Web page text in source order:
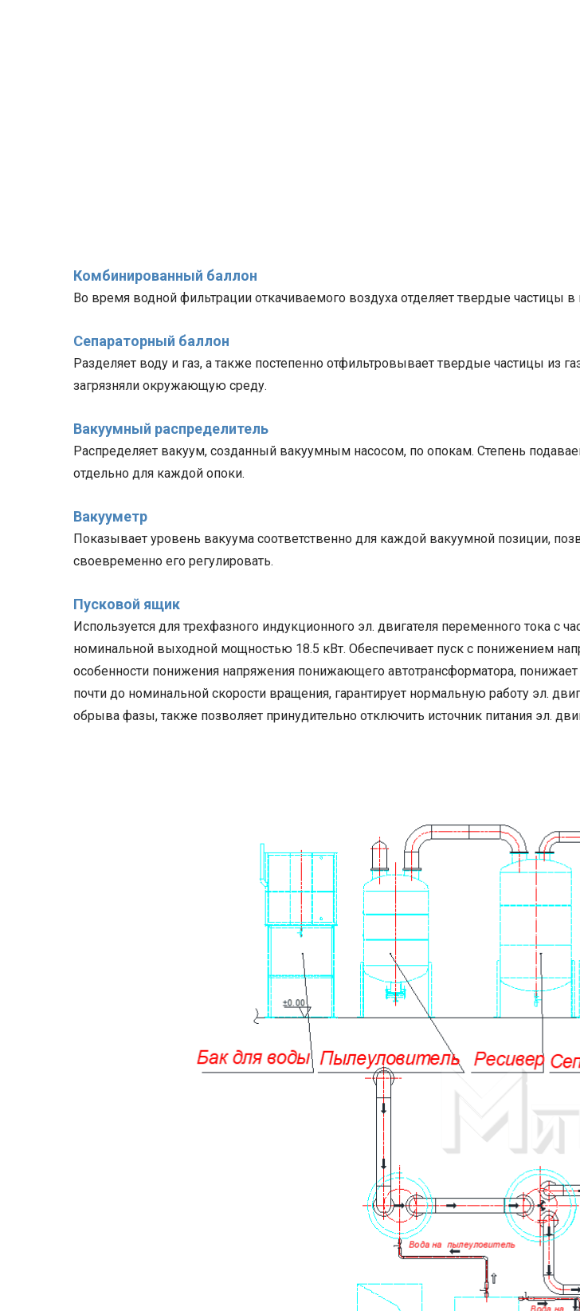
Комбинированный баллон
Во время водной фильтрации откачиваемого воздуха отделяет твердые частицы в
Сепараторный баллон
Разделяет воду и газ, а также постепенно отфильтровывает твердые частицы из
загрязняли окружающую среду.
Вакуумный распределитель
Распределяет вакуум, созданный вакуумным насосом, по опокам. Степень
отдельно для каждой опоки.
Вакууметр
Показывает уровень вакуума соответственно для каждой вакуумной позиции,
своевременно его регулировать.
Пусковой ящик
Используется для трехфазного индукционного эл. двигателя переменного тока с
номинальной выходной мощностью 18.5 кВт. Обеспечивает пуск с понижением
особенности понижения напряжения понижающего автотрансформатора, понижает
почти до номинальной скорости вращения, гарантирует нормальную работу эл.
обрыва фазы, также позволяет принудительно отключить источник питания эл.